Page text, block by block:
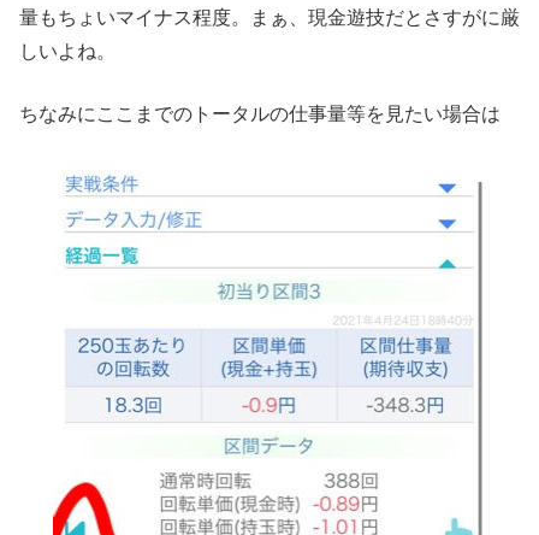
量もちょいマイナス程度。まぁ、現金遊技だとさすがに厳
しいよね。
ちなみにここまでのトータルの仕事量等を見たい場合は